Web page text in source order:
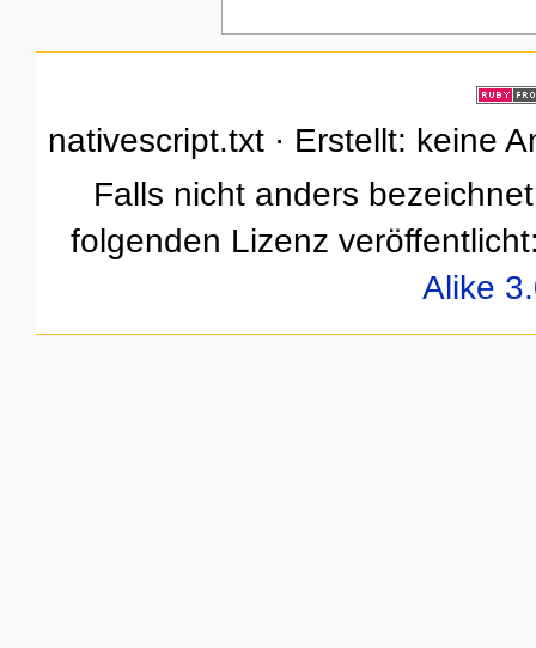
nativescript.txt · Erstellt: keine
Falls nicht anders
folgenden Lizenz
Alike